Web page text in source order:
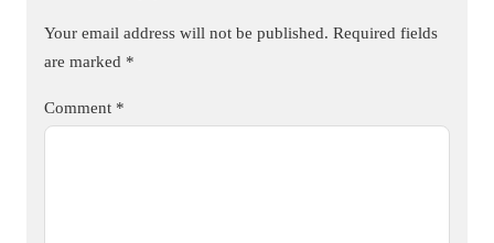
Your email address will not be published. Required fields
are marked *
Comment *